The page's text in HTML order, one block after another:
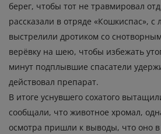
берег, чтобы тот не травмировал
рассказали в отряде «Кошкиспас», с
выстрелили дротиком со
верёвку на шею, чтобы избежать
минут подплывшие спасатели
действовал препарат.
В итоге уснувшего сохатого
сообщали, что животное хромал,
осмотра пришли к выводы, что оно